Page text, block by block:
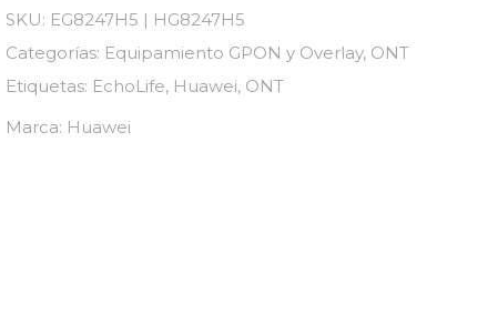
SKU: EG8247H5 | HG8247H5
Categorías: Equipamiento GPON y Overlay, ONT
Etiquetas: EchoLife, Huawei, ONT
Marca: Huawei